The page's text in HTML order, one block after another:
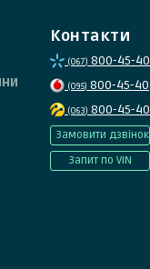
Контакти
(067) 800-45-40
(095) 800-45-40
(063) 800-45-40
Замовити дзвінок
Запит по VIN